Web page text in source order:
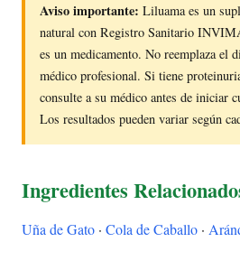
Aviso importante: Liluama es un
natural con Registro Sanitario
es un medicamento. No reemplaza el
médico profesional. Si tiene
consulte a su médico antes de iniciar
Los resultados pueden variar según
Ingredientes
Uña de Gato · Cola de Caballo ·